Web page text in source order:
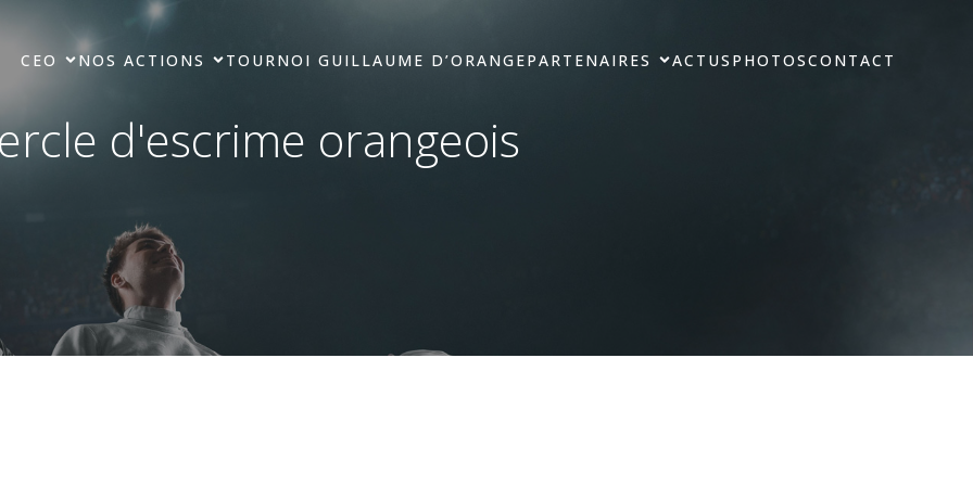
CEO NOS ACTIONS TOURNOI GUILLAUME D’ORANGEPARTENAIRES ACTUS PHOTOSCONTACT
d'escrime orangeois